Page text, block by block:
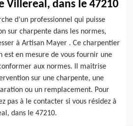
Villereal, dans le 47210
d’un professionnel qui puisse
sur charpente dans les normes,
à Artisan Mayer . Ce charpentier
est en mesure de vous fournir une
aux normes. Il maitrise
sur une charpente, une
ou un remplacement. Pour
pas à le contacter si vous résidez à
dans le 47210.